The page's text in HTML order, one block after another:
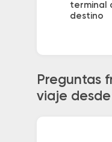
terminal
destino
Preguntas
viaje